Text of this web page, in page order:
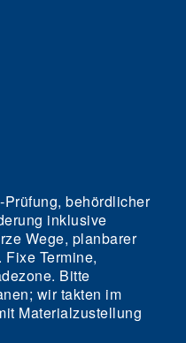
behördlicher
inklusive
Wege, planbarer
Termine,
Bitte
wir takten im
Materialzustellung